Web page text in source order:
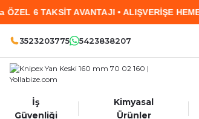
• ALIŞVERİŞE HEMEN BAŞLA
3523203775 5423838207
İş
Güvenliği
Kimyasal
Ürünler